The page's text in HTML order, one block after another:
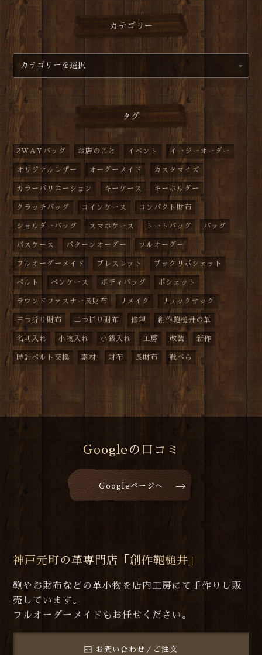
カテゴリー
タグ
2WAYバッグ お店のこと イベント イージーオーダー
オリジナルレザー オーダーメイド カスタマイズ
カラーバリエーション キーケース キーホルダー
クラッチバッグ コインケース コンパクト財布
ショルダーバッグ スマホケース トートバッグ バッグ
パスケース パターンオーダー フルオーダー
フルオーダーメイド ブレスレット プックリポシェット
ベルト ペンケース ボディバッグ ポシェット
ラウンドファスナー長財布 リメイク リュックサック
三つ折り財布 二つ折り財布 修理 創作鞄槌井の革
名刺入れ 小物入れ 小銭入れ 工房 改装 新作
時計ベルト交換 素材 財布 長財布 靴べら
Googleの口コミ
Googleページへ
神戸元町の革専門店「創作鞄槌井」
鞄やお財布などの革小物を店内工房にて手作りし販
売しています。
フルオーダーメイドもお任せください。
お問い合わせ／ご注文